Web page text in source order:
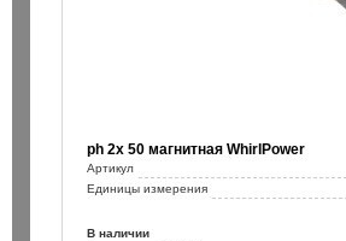
ph 2х 50 магнитная WhirlPower
Артикул
Единицы измерения
В наличии